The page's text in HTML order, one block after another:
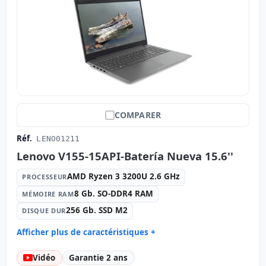
clavier Espagnol
hR emballage
34x23.7x1.8 cm.
1.50 Kg.
COMPARER
Réf. LENO01211
Lenovo V155-15API-Batería Nueva 15.6''
PROCESSEURAMD Ryzen 3 3200U 2.6 GHz
MÉMOIRE RAM8 Gb. SO-DDR4 RAM
DISQUE DUR256 Gb. SSD M2
Afficher plus de caractéristiques +
Processeur: AMD Ryzen 3 3200U 2.6 GHz.
Vidéo Garantie 2 ans